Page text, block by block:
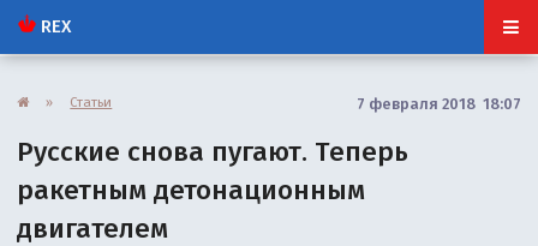
REX
» Статьи 7 февраля 2018 18:07
Русские снова пугают. Теперь
ракетным детонационным
двигателем